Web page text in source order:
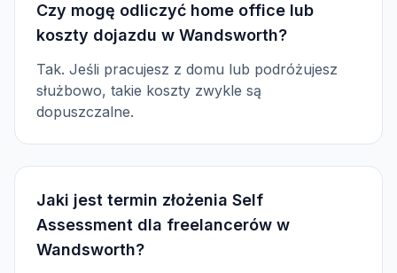
Czy mogę odliczyć home office lub
koszty dojazdu w Wandsworth?
Tak. Jeśli pracujesz z domu lub podróżujesz
służbowo, takie koszty zwykle są
dopuszczalne.
Jaki jest termin złożenia Self
Assessment dla freelancerów w
Wandsworth?